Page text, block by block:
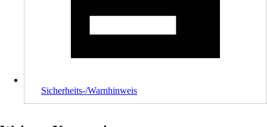
Sicherheits-/Warnhinweis